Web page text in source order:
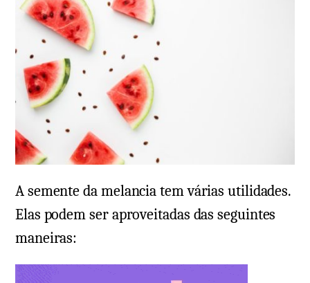
A semente da melancia tem várias utilidades.
Elas podem ser aproveitadas das seguintes
maneiras: